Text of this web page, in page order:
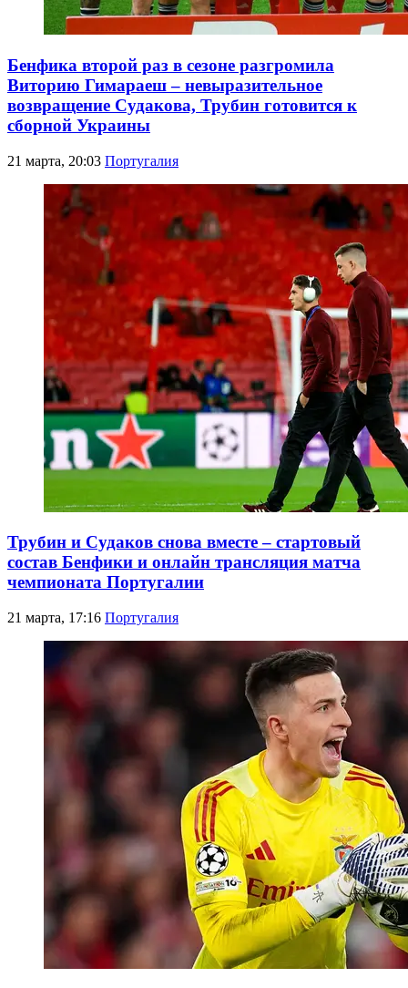
Бенфика второй раз в сезоне разгромила
Виторию Гимараеш – невыразительное
возвращение Судакова, Трубин готовится к
сборной Украины
21 марта, 20:03 Португалия
Трубин и Судаков снова вместе – стартовый
состав Бенфики и онлайн трансляция матча
чемпионата Португалии
21 марта, 17:16 Португалия